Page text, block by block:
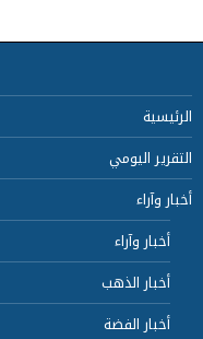
الرئيسية
التقرير اليومي
أخبار وآراء
أخبار وآراء
أخبار الذهب
أخبار الفضة